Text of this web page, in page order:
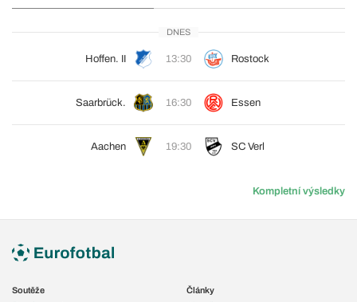
DNES
Hoffen. II 13:30 Rostock
Saarbrück. 16:30 Essen
Aachen 19:30 SC Verl
Kompletní výsledky
Soutěže
Články